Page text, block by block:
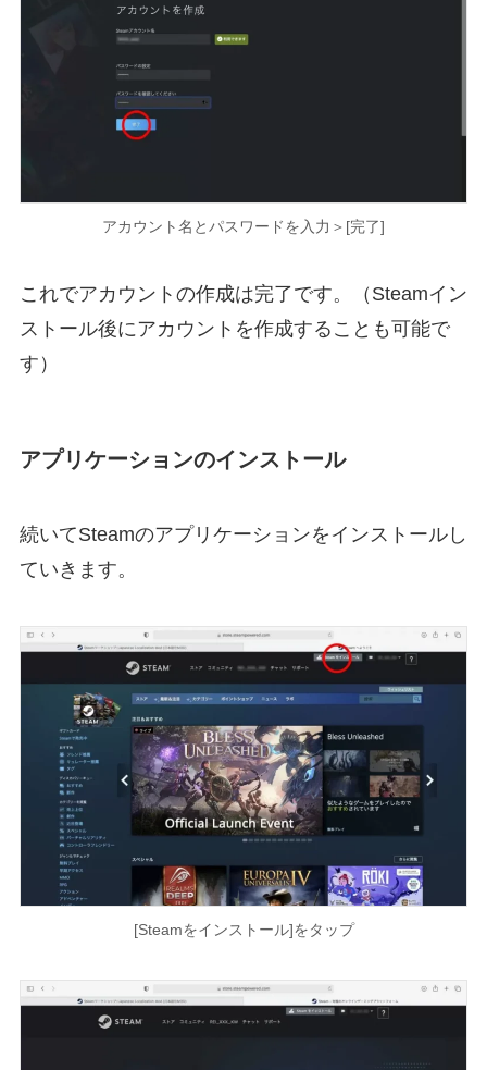
アカウント名とパスワードを入力＞[完了]
これでアカウントの作成は完了です。（Steamイン
ストール後にアカウントを作成することも可能で
す）
アプリケーションのインストール
続いてSteamのアプリケーションをインストールし
ていきます。
[Steamをインストール]をタップ